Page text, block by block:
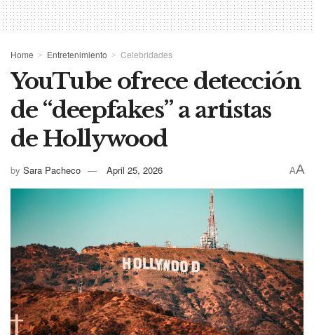
Home Entretenimiento Celebridades
YouTube ofrece detección
de “deepfakes” a artistas
de Hollywood
by Sara Pacheco April 25, 2026 AA